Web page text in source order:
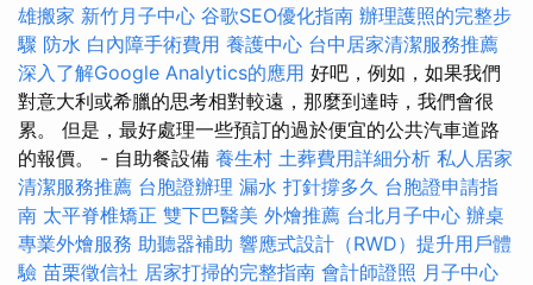
雄搬家 新竹月子中心 谷歌SEO優化指南 辦理護照的完整步
驟 防水 白內障手術費用 養護中心 台中居家清潔服務推薦
深入了解Google Analytics的應用 好吧，例如，如果我們
對意大利或希臘的思考相對較遠，那麼到達時，我們會很
累。 但是，最好處理一些預訂的過於便宜的公共汽車道路
的報價。 - 自助餐設備 養生村 土葬費用詳細分析 私人居家
清潔服務推薦 台胞證辦理 漏水 打針撐多久 台胞證申請指
南 太平脊椎矯正 雙下巴醫美 外燴推薦 台北月子中心 辦桌
專業外燴服務 助聽器補助 響應式設計（RWD）提升用戶體
驗 苗栗徵信社 居家打掃的完整指南 會計師證照 月子中心